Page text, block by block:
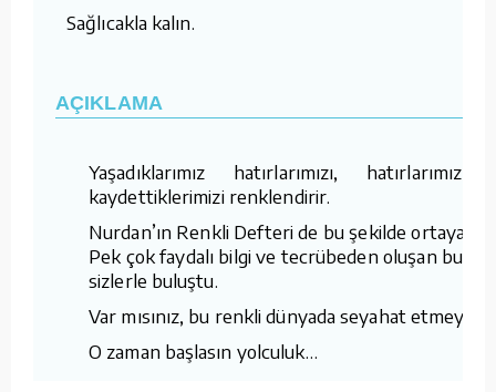
Sağlıcakla kalın.
AÇIKLAMA
Yaşadıklarımız hatırlarımızı, hatırlarımız
kaydettiklerimizi renklendirir.
Nurdan’ın Renkli Defteri de bu şekilde ortaya
Pek çok faydalı bilgi ve tecrübeden oluşan bu
sizlerle buluştu.
Var mısınız, bu renkli dünyada seyahat etmeye.
O zaman başlasın yolculuk…